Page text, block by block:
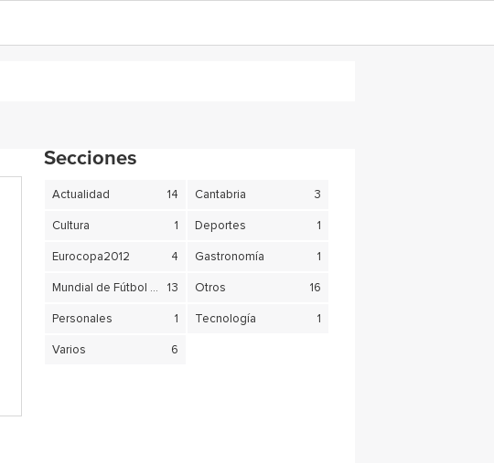
Secciones
Actualidad 14 Cantabria 3
Cultura 1 Deportes 1
Eurocopa2012 4 Gastronomía 1
Mundial de Fútbol Brasil 2014 13 Otros 16
Personales 1 Tecnología 1
Varios 6